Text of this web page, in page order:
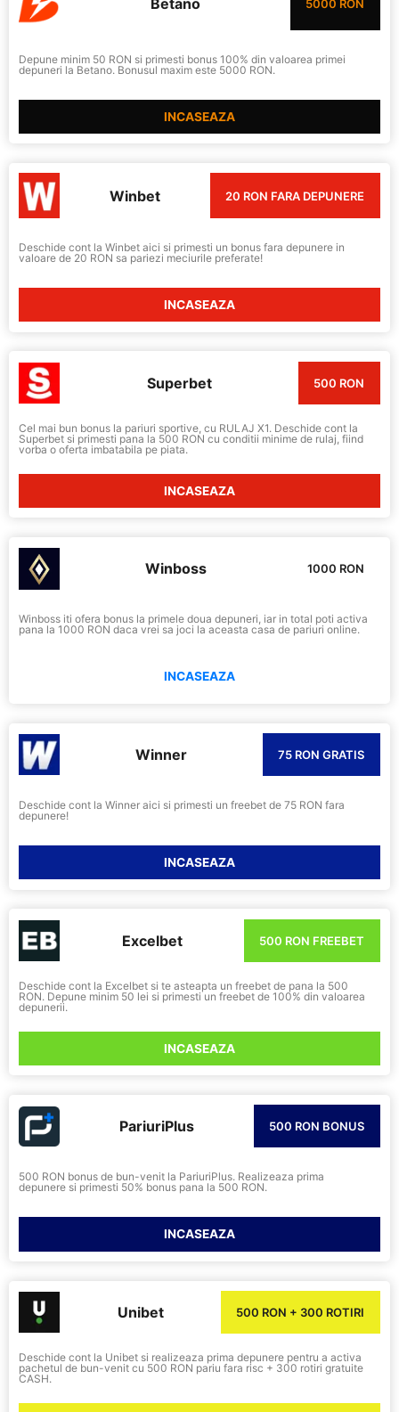
5000 RON
Depune minim 50 RON si primesti bonus 100% din valoarea primei
depuneri la Betano. Bonusul maxim este 5000 RON.
INCASEAZA
Winbet 20 RON FARA DEPUNERE
Deschide cont la Winbet aici si primesti un bonus fara depunere in
valoare de 20 RON sa pariezi meciurile preferate!
INCASEAZA
Superbet 500 RON
Cel mai bun bonus la pariuri sportive, cu RULAJ X1. Deschide cont la
Superbet si primesti pana la 500 RON cu conditii minime de rulaj, fiind
vorba o oferta imbatabila pe piata.
INCASEAZA
Winboss 1000 RON
Winboss iti ofera bonus la primele doua depuneri, iar in total poti activa
pana la 1000 RON daca vrei sa joci la aceasta casa de pariuri online.
INCASEAZA
Winner 75 RON GRATIS
Deschide cont la Winner aici si primesti un freebet de 75 RON fara
depunere!
INCASEAZA
Excelbet 500 RON FREEBET
Deschide cont la Excelbet si te asteapta un freebet de pana la 500
RON. Depune minim 50 lei si primesti un freebet de 100% din valoarea
depunerii.
INCASEAZA
PariuriPlus 500 RON BONUS
500 RON bonus de bun-venit la PariuriPlus. Realizeaza prima
depunere si primesti 50% bonus pana la 500 RON.
INCASEAZA
Unibet 500 RON + 300 ROTIRI
Deschide cont la Unibet si realizeaza prima depunere pentru a activa
pachetul de bun-venit cu 500 RON pariu fara risc + 300 rotiri gratuite
CASH.